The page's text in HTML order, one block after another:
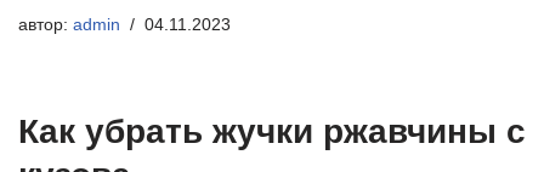
автор: admin 04.11.2023
Как убрать жучки ржавчины с